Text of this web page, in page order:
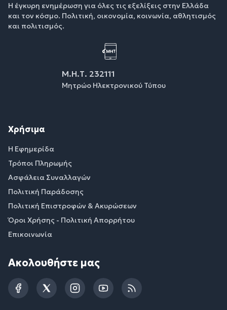
Η έγκυρη ενημέρωση για όλες τις εξελίξεις στην Ελλάδα
και τον κόσμο. Πολιτική, οικονομία, κοινωνία, αθλητισμός
και πολιτισμός.
Μ.Η.Τ. 232111
Μητρώο Ηλεκτρονικού Τύπου
Χρήσιμα
Η Εφημερίδα
Τρόποι Πληρωμής
Ασφάλεια Συναλλαγών
Πολιτική Παράδοσης
Πολιτική Επιστροφών & Ακυρώσεων
Όροι Χρήσης - Πολιτική Απορρήτου
Επικοινωνία
Ακολουθήστε μας
FacebookTwitterInstagramYouTubeRSS